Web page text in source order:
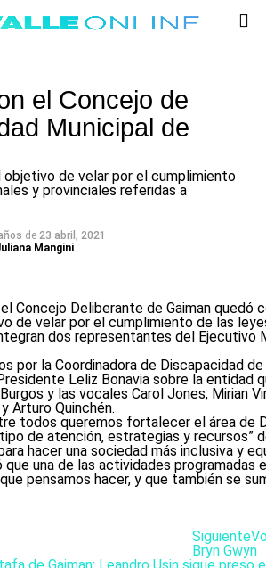
el Concejo de
Municipal de
de velar por el cumplimiento
y provinciales referidas a
de 23 abril, 2021
Mangini
Concejo Deliberante de Gaiman quedó
de velar por el cumplimiento de las
dos representantes del Ejecutivo
por la Coordinadora de Discapacidad
Leliz Bonavia sobre la entidad
y las vocales Carol Jones, Mirian
Arturo Quinchén.
todos queremos fortalecer el área de
de atención, estrategias y recursos”
hacer una sociedad más inclusiva y
que una de las actividades
pensamos hacer, y que también se
Siguiente
Bryn Gwyn